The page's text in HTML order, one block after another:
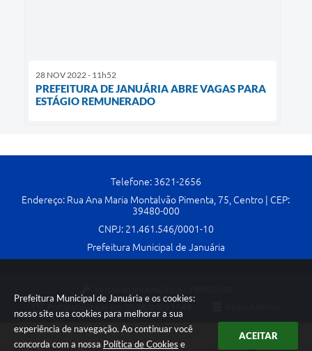
Prefeitura Municipal de Januária e os cookies:
nosso site usa cookies para melhorar a sua
experiência de navegação. Ao continuar você
concorda com a nossa Política de Cookies e
ACEITAR
28 NOV 2022 - 11h52
PREFEITURA DE JANUÁRIA ABRE VAGAS PARA
ESTÁGIO REMUNERADO
Telefone: 3621-2656
Endereço: Rua Ana Maria Montalvão Pimenta, 75, Centro | CEP:
39480-000
CNPJ: 21.461.546/0001-10
Prefeitura Municipal de Januária